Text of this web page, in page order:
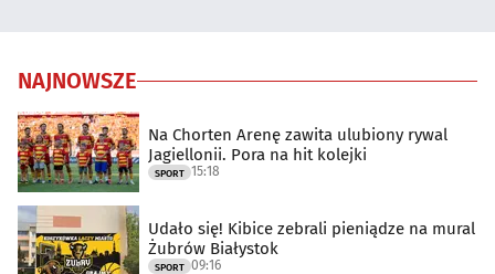
NAJNOWSZE
Na Chorten Arenę zawita ulubiony rywal
Jagiellonii. Pora na hit kolejki
SPORT 15:18
Udało się! Kibice zebrali pieniądze na mural
Żubrów Białystok
SPORT 09:16